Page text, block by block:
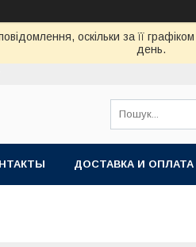
оскільки за її
день.
ДОСТАВКА И ОПЛАТА